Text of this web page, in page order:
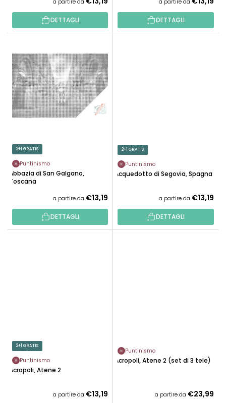
T
I
a partire da
DETTAGLI
a partire da
DETTAGLI
2+1 GRATIS
Puntinismo
Abbazia di San Galgano,
Toscana
a partire da €13,19
DETTAGLI
2+1 GRATIS
Puntinismo
Acquedotto di Segovia, Spagna
a partire da €13,19
DETTAGLI
2+1 GRATIS
Puntinismo
Acropoli, Atene 2
a partire da €13,19
Puntinismo
Acropoli, Atene 2 (set di 3 tele)
a partire da €23,99